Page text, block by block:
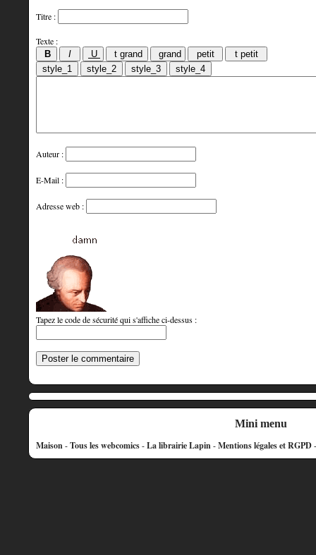
Titre :
Texte :
Auteur :
E-Mail :
Adresse web :
Tapez le code de sécurité qui s'affiche ci-dessus :
Mini menu
Maison-Tous les webcomics-La librairie Lapin-Mentions légales et RGPD